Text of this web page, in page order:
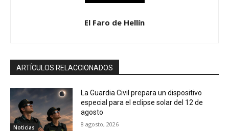
El Faro de Hellín
ARTÍCULOS RELACCIONADOS
Noticias
La Guardia Civil prepara un dispositivo
especial para el eclipse solar del 12 de
agosto
8 agosto, 2026